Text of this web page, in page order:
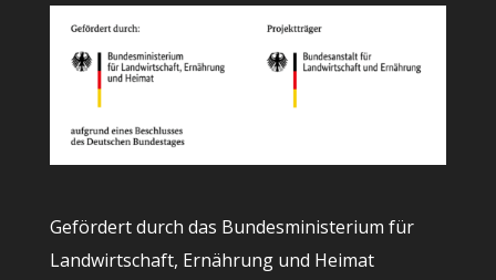
Gefördert durch das Bundesministerium für
Landwirtschaft, Ernährung und Heimat